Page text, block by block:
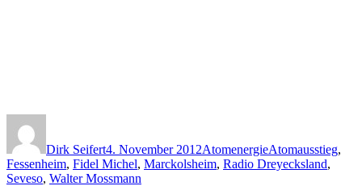
Dirk Seifert4. November 2012AtomenergieAtomausstieg,
Fessenheim, Fidel Michel, Marckolsheim, Radio Dreyecksland,
Seveso, Walter Mossmann